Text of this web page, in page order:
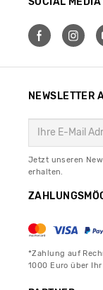
NEWSLETTER
Jetzt unseren
erhalten.
*Zahlung auf
1000 Euro über